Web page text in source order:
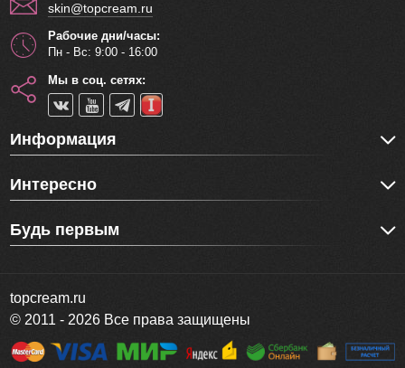
skin@topcream.ru
Рабочие дни/часы:
Пн - Вс: 9:00 - 16:00
Мы в соц. сетях:
Информация
Интересно
Будь первым
topcream.ru
© 2011 - 2026 Все права защищены